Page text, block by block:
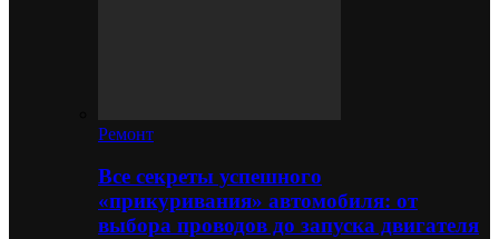
Ремонт
Все секреты успешного
«прикуривания» автомобиля: от
выбора проводов до запуска двигателя